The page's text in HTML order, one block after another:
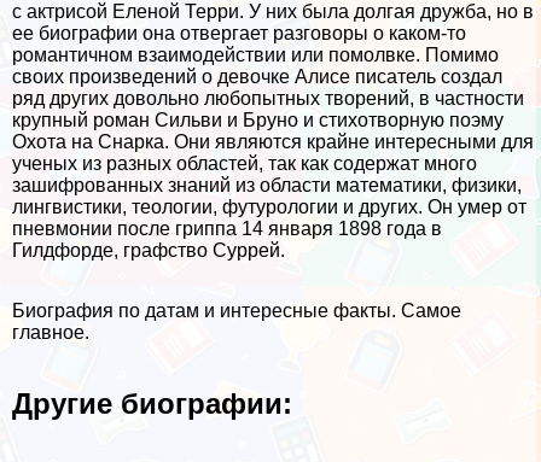
с актрисой Еленой Терри. У них была долгая дружба, но в
ее биографии она отвергает разговоры о каком-то
романтичном взаимодействии или помолвке. Помимо
своих произведений о дeвoчке Алисе писатель создал
ряд других довольно любопытных творений, в частности
крупный роман Сильви и Бруно и стихотворную поэму
Охота на Снарка. Они являются крайне интересными для
ученых из разных областей, так как содержат много
зашифрованных знаний из области математики, физики,
лингвистики, теологии, футурологии и других. Он умер от
пневмонии после гриппа 14 января 1898 года в
Гилдфорде, графство Суррей.
Биография по датам и интересные факты. Самое
главное.
Другие биографии: